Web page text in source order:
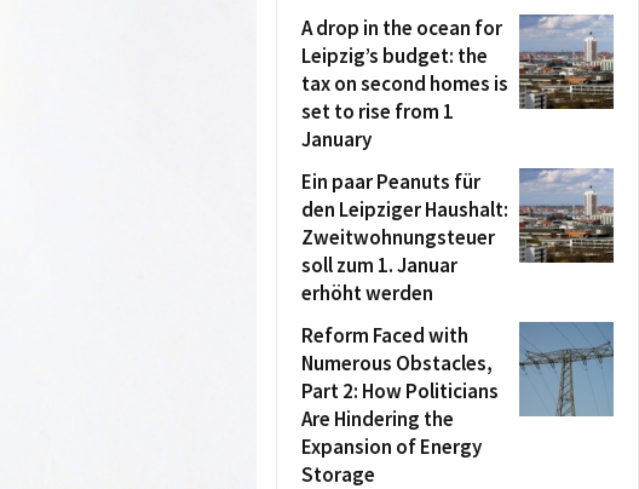
A drop in the ocean for
Leipzig’s budget: the
tax on second homes is
set to rise from 1
January
Ein paar Peanuts für
den Leipziger Haushalt:
Zweitwohnungsteuer
soll zum 1. Januar
erhöht werden
Reform Faced with
Numerous Obstacles,
Part 2: How Politicians
Are Hindering the
Expansion of Energy
Storage